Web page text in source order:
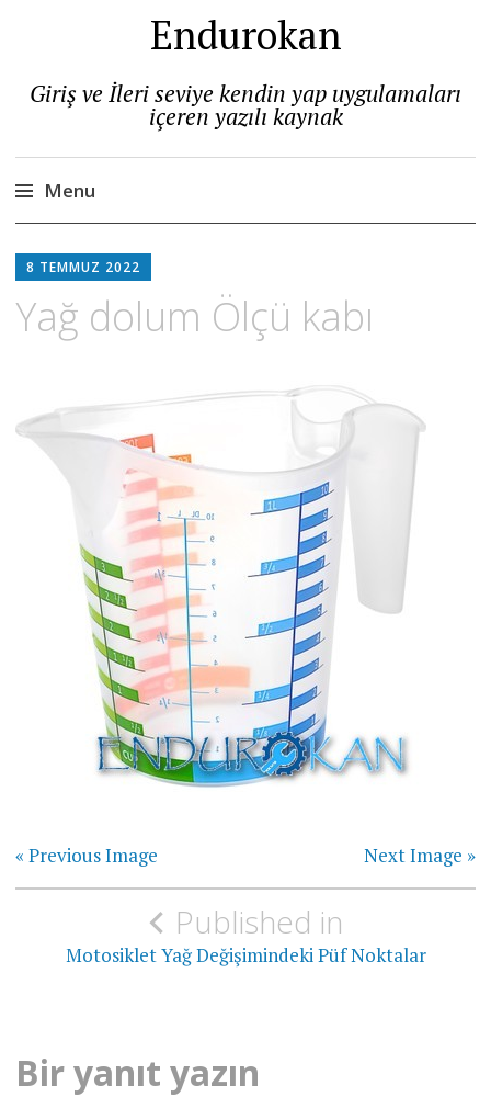
Endurokan
Giriş ve İleri seviye kendin yap uygulamaları
içeren yazılı kaynak
Menu
to
8 TEMMUZ 2022
Yağ dolum Ölçü kabı
« Previous Image Next Image »
Yazı
gezinmesiPublished in
Motosiklet Yağ Değişimindeki Püf Noktalar
Bir yanıt yazın